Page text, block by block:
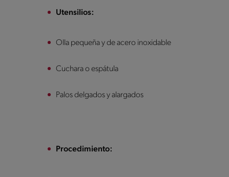
Utensilios:
Olla pequeña y de acero inoxidable
Cuchara o espátula
Palos delgados y alargados
Procedimiento: